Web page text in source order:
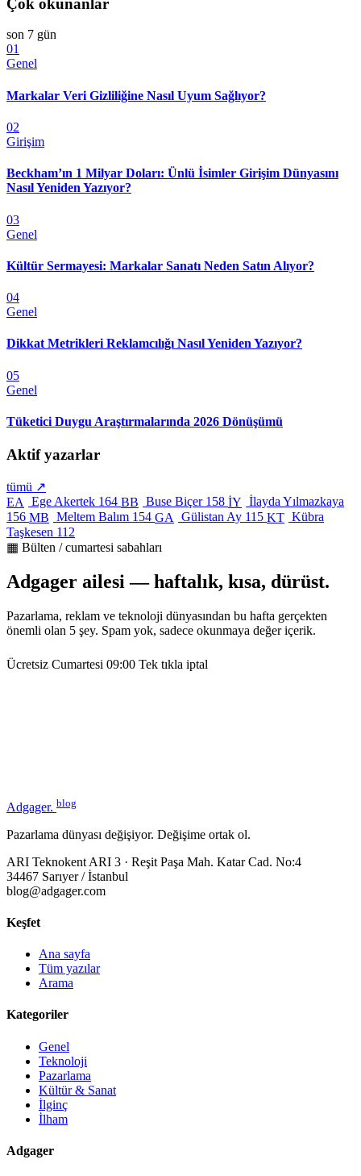
Çok okunanlar
son 7 gün
01
Genel
Markalar Veri Gizliliğine Nasıl Uyum Sağlıyor?
02
Girişim
Beckham’ın 1 Milyar Doları: Ünlü İsimler Girişim Dünyasını
Nasıl Yeniden Yazıyor?
03
Genel
Kültür Sermayesi: Markalar Sanatı Neden Satın Alıyor?
04
Genel
Dikkat Metrikleri Reklamcılığı Nasıl Yeniden Yazıyor?
05
Genel
Tüketici Duygu Araştırmalarında 2026 Dönüşümü
Aktif yazarlar
tümü ↗
EA
Ege Akertek 164 BB Buse Biçer 158 İY İlayda Yılmazkaya
156 MB Meltem Balım 154 GA Gülistan Ay 115 KT Kübra
Taşkesen 112
▦ Bülten / cumartesi sabahları
Adgager ailesi — haftalık, kısa, dürüst.
Pazarlama, reklam ve teknoloji dünyasından bu hafta gerçekten
önemli olan 5 şey. Spam yok, sadece okunmaya değer içerik.
Ücretsiz Cumartesi 09:00 Tek tıkla iptal
Adgager. blog
Pazarlama dünyası değişiyor. Değişime ortak ol.
ARI Teknokent ARI 3 · Reşit Paşa Mah. Katar Cad. No:4
34467 Sarıyer / İstanbul
blog@adgager.com
Keşfet
Ana sayfa
Tüm yazılar
Arama
Kategoriler
Genel
Teknoloji
Pazarlama
Kültür & Sanat
İlginç
İlham
Adgager